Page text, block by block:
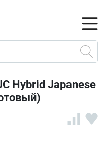
Hybrid Japanese